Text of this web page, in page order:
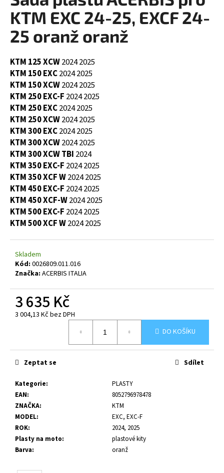
0,0
5
hvězdiček.
KTM EXC 24-25, EXCF 24-
25 oranž oranž
KTM 125 XCW20242025
KTM 150 EXC20242025
KTM 150 XCW20242025
KTM 250 EXC-F 20242025
KTM 250 EXC20242025
KTM 250 XCW20242025
KTM 300 EXC20242025
KTM 300 XCW20242025
KTM 300 XCW TBI 2024
KTM 350 EXC-F 20242025
KTM 350 XCF W20242025
KTM 450 EXC-F 20242025
KTM 450 XCF-W20242025
KTM 500 EXC-F 20242025
KTM 500 XCF W20242025
Skladem
Kód: 0026809.011.016
Značka: ACERBIS ITALIA
3 635 Kč
3 004,13 Kč bez DPH
DO KOŠÍKU
Kategorie:
PLASTY
EAN:
8052796978478
ZNAČKA:
KTM
MODEL:
EXC, EXC-F
ROK:
2024, 2025
Plasty na moto:
plastové kity
Barva: oranž
Zeptat se Sdílet
a
j
í
?
HLEDAT
D
o
p
o
r
u
č
u
e
m